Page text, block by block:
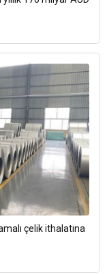
çelik ithalatına